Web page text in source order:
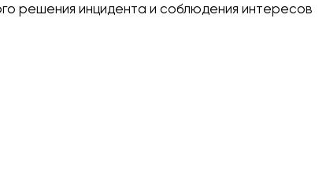
решения инцидента и соблюдения интересов